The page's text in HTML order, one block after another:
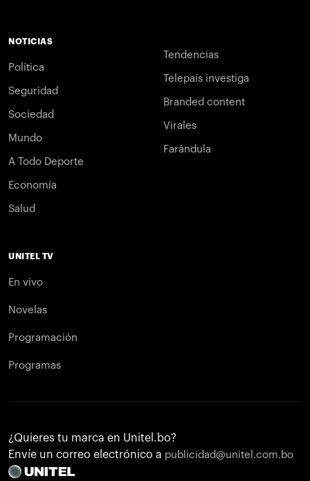
NOTICIAS
Política
Seguridad
Sociedad
Mundo
A Todo Deporte
Economía
Salud
Tendencias
Telepaís investiga
Branded content
Virales
Farándula
UNITEL TV
En vivo
Novelas
Programación
Programas
¿Quieres tu marca en Unitel.bo?
Envíe un correo electrónico a publicidad@unitel.com.bo